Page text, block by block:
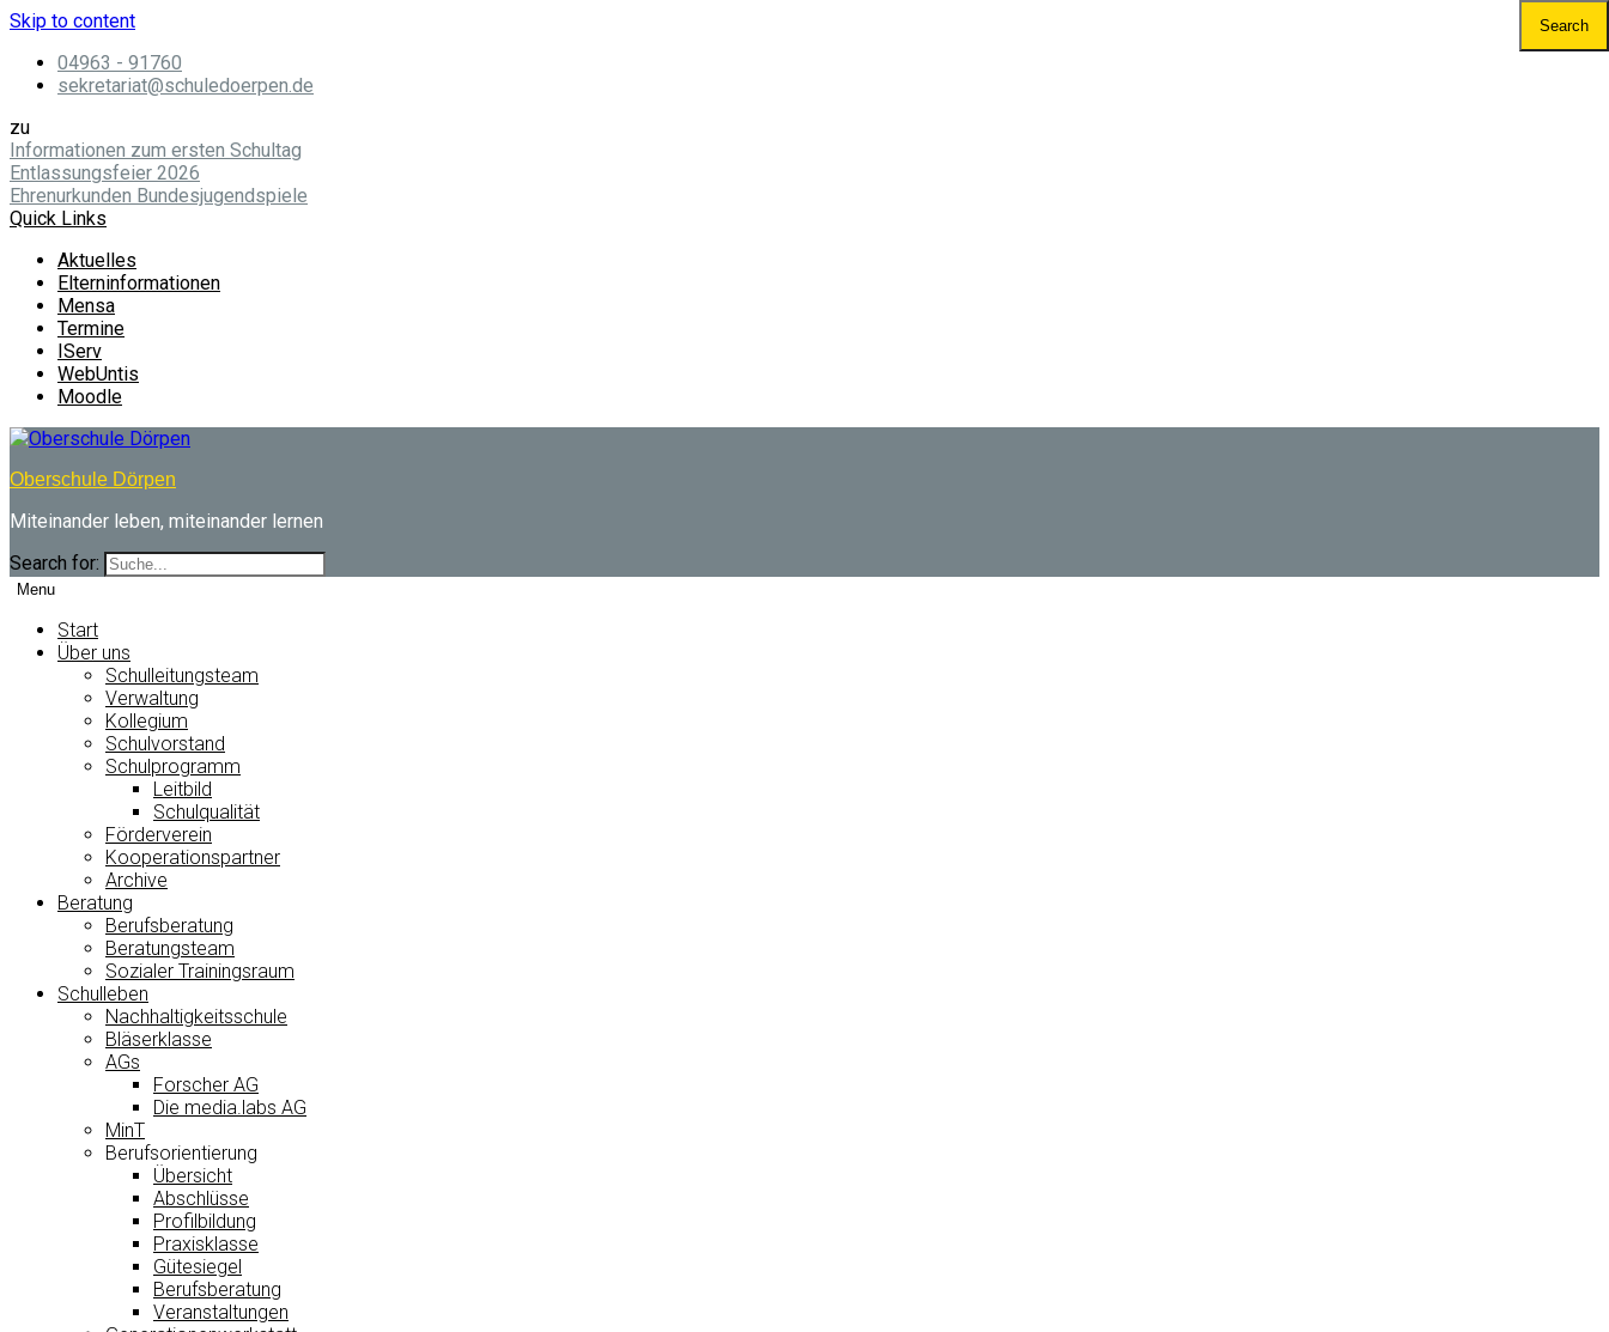
Skip to content
04963 - 91760
sekretariat@schuledoerpen.de
zu
Informationen zum ersten Schultag
Entlassungsfeier 2026
Ehrenurkunden Bundesjugendspiele
Quick Links
Aktuelles
Elterninformationen
Mensa
Termine
IServ
WebUntis
Moodle
Oberschule Dörpen
Miteinander leben, miteinander lernen
Search for:
Menu
Start
Über uns
Schulleitungsteam
Verwaltung
Kollegium
Schulvorstand
Schulprogramm
Leitbild
Schulqualität
Förderverein
Kooperationspartner
Archive
Beratung
Berufsberatung
Beratungsteam
Sozialer Trainingsraum
Schulleben
Nachhaltigkeitsschule
Bläserklasse
AGs
Forscher AG
Die media.labs AG
MinT
Berufsorientierung
Übersicht
Abschlüsse
Profilbildung
Praxisklasse
Gütesiegel
Berufsberatung
Veranstaltungen